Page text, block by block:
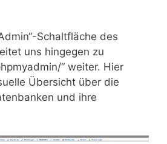
Schaltfläche des
uns hingegen zu
“ weiter. Hier
Übersicht über die
und ihre